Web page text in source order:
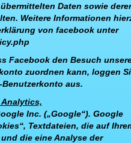
Daten sowie
Weitere Informationen
von facebook unter
Facebook den Besuch
zuordnen kann, loggen
aus.
Inc. („Google“). Google
Textdateien, die auf
die eine Analyse der